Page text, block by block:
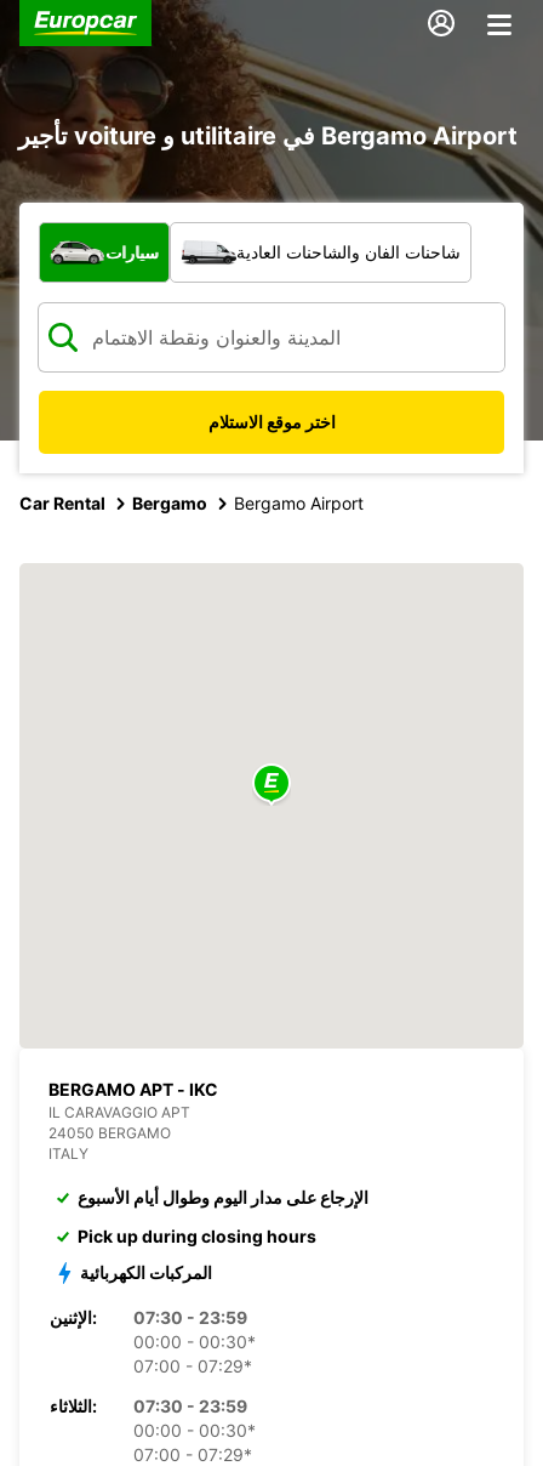
تأجير voiture و utilitaire في Bergamo Airport
ما نوع المركبة؟
سيارات شاحنات الفان والشاحنات العادية
اختر موقع الاستلام
Car Rental Bergamo Bergamo Airport
BERGAMO APT - IKC
IL CARAVAGGIO APT
24050 BERGAMO
ITALY
الإرجاع على مدار اليوم وطوال أيام الأسبوع
Pick up during closing hours
المركبات الكهربائية
الإثنين:
07:30 - 23:59
00:00 - 00:30*
07:00 - 07:29*
الثلاثاء:
07:30 - 23:59
00:00 - 00:30*
07:00 - 07:29*